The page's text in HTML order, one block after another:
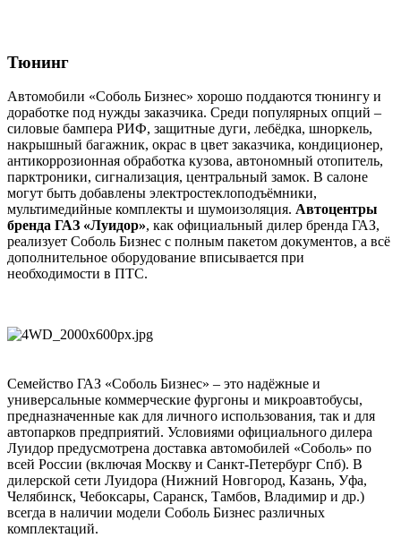
Тюнинг
Автомобили «Соболь Бизнес» хорошо поддаются тюнингу и
доработке под нужды заказчика. Среди популярных опций –
силовые бампера РИФ, защитные дуги, лебёдка, шноркель,
накрышный багажник, окрас в цвет заказчика, кондиционер,
антикоррозионная обработка кузова, автономный отопитель,
парктроники, сигнализация, центральный замок. В салоне
могут быть добавлены электростеклоподъёмники,
мультимедийные комплекты и шумоизоляция. Автоцентры
бренда ГАЗ «Луидор», как официальный дилер бренда ГАЗ,
реализует Соболь Бизнес с полным пакетом документов, а всё
дополнительное оборудование вписывается при
необходимости в ПТС.
Семейство ГАЗ «Соболь Бизнес» – это надёжные и
универсальные коммерческие фургоны и микроавтобусы,
предназначенные как для личного использования, так и для
автопарков предприятий. Условиями официального дилера
Луидор предусмотрена доставка автомобилей «Соболь» по
всей России (включая Москву и Санкт-Петербург Спб). В
дилерской сети Луидора (Нижний Новгород, Казань, Уфа,
Челябинск, Чебоксары, Саранск, Тамбов, Владимир и др.)
всегда в наличии модели Соболь Бизнес различных
комплектаций.